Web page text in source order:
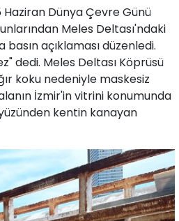
Haziran Dünya Çevre Günü
Meles Deltası'ndaki
açıklaması düzenledi.
dedi. Meles Deltası Köprüsü
koku nedeniyle maskesiz
İzmir'in vitrini konumunda
kentin kanayan